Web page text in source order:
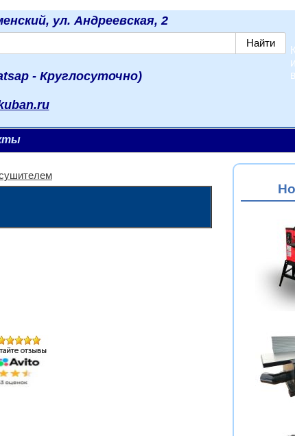
ул. Андреевская, 2
- Круглосуточно)